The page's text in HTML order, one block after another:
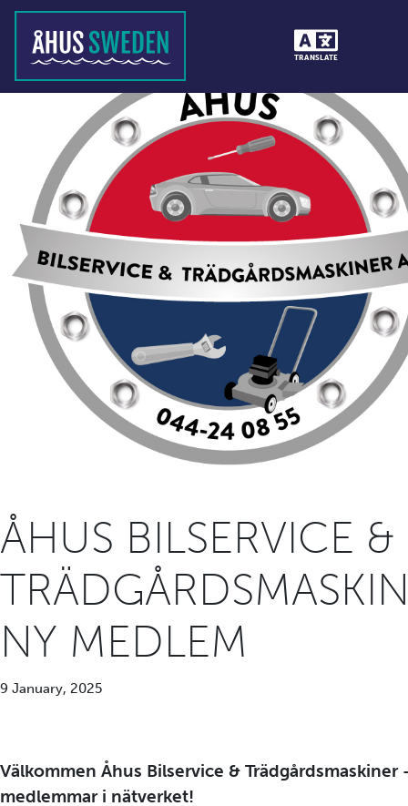
TRANSLATE
ÅHUS BILSERVICE &
NY MEDLEM
9 January, 2025
Välkommen Åhus Bilservice & Trädgårdsmaskiner
medlemmar i nätverket!